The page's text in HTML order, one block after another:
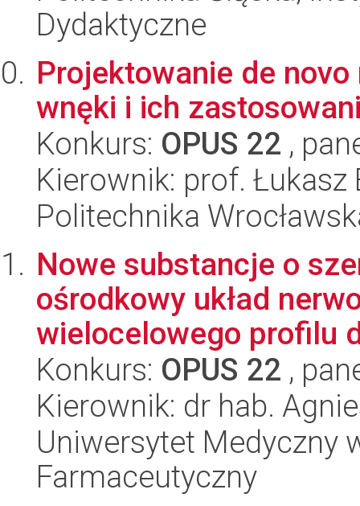
Dydaktyczne
Projektowanie de
wnęki i ich
Konkurs: OPUS 22 ,
Kierownik: prof. Łukasz
Politechnika
Nowe substancje o
ośrodkowy układ
wielocelowego profilu
Konkurs: OPUS 22 ,
Kierownik: dr hab.
Uniwersytet Medyczny
Farmaceutyczny